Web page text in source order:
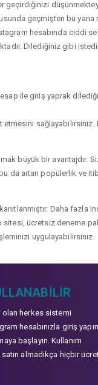
geçirdiğinizi
geçmişten bu
hesabında ciddi
Dilediğiniz gibi
ile giriş yaprak
büyük bir
da artan popülerlik ve
Daha
ücretsiz deneme
uygulayabilirsiniz.
olan herkes sistemi
hesabınızla giriş yapın
başlayın. Kullanım
almadıkça hiçbir